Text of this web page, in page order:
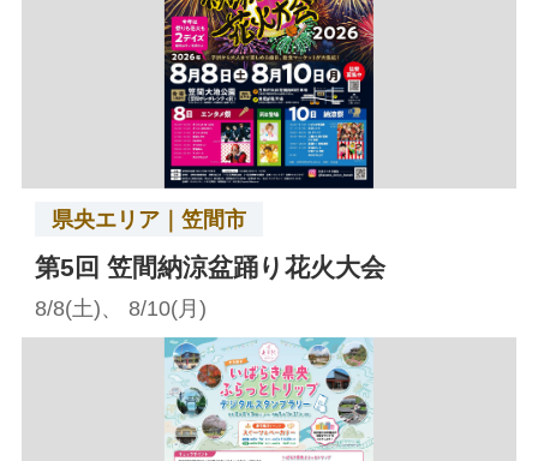
県央エリア｜笠間市
第5回 笠間納涼盆踊り花火大会
8/8(土)、 8/10(月)